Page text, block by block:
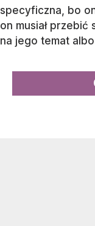
specyficzna, bo
on musiał przebić
na jego temat